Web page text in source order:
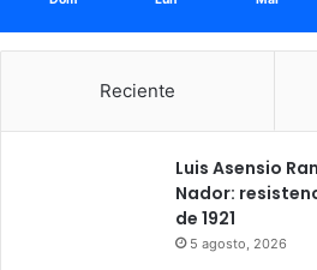
Reciente
Luis Asensio
Nador:
de 1921
5 agosto, 2026